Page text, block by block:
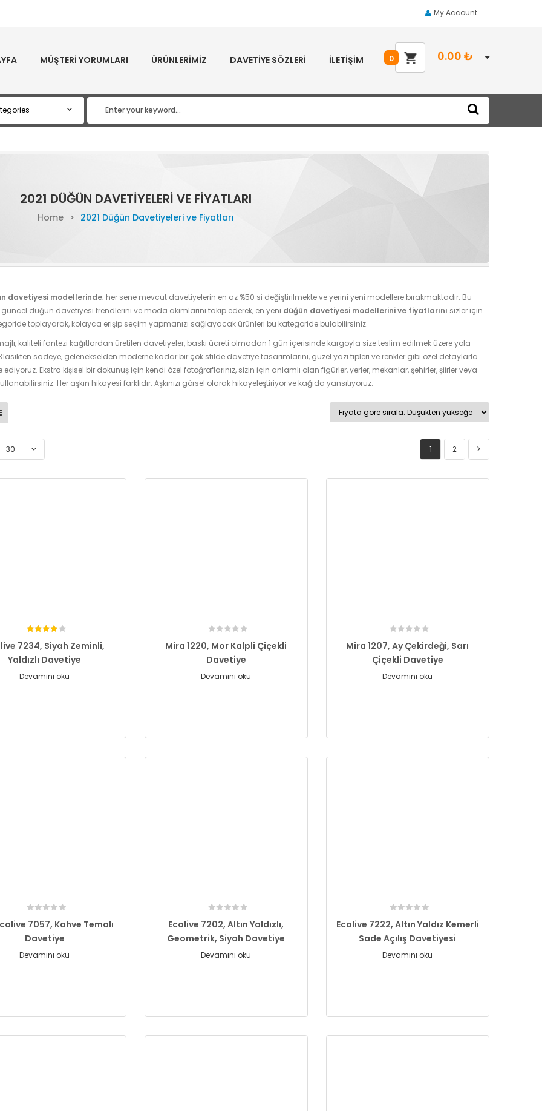
My Account
MÜŞTERI YORUMLARI ÜRÜNLERIMIZ DAVETIYE SÖZLERI İLETIŞIM 0.00 ₺
0
2021 DÜĞÜN DAVETIYELERI VE FIYATLARI
Home > 2021 Düğün Davetiyeleri ve Fiyatları
davetiyesi modellerinde; her sene mevcut davetiyelerin en az %50 si değiştirilmekte ve yerini yeni modellere bırakmaktadır. Bu
düğün davetiyesi trendlerini ve moda akımlarını takip ederek, en yeni düğün davetiyesi modellerini ve fiyatlarını sizler için
toplayarak, kolayca erişip seçim yapmanızı sağlayacak ürünleri bu kategoride bulabilirsiniz.
kaliteli fantezi kağıtlardan üretilen davetiyeler, baskı ücreti olmadan 1 gün içerisinde kargoyla size teslim edilmek üzere yola
Klasikten sadeye, gelenekselden moderne kadar bir çok stilde davetiye tasarımlarını, güzel yazı tipleri ve renkler gibi özel detaylarla
ediyoruz. Ekstra kişisel bir dokunuş için kendi özel fotoğraflarınız, sizin için anlamlı olan figürler, yerler, mekanlar, şehirler, şiirler veya
Her aşkın hikayesi farklıdır. Aşkınızı görsel olarak hikayeleştiriyor ve kağıda yansıtıyoruz.
30 1 2
7234, Siyah Zeminli,
Yaldızlı Davetiye
Devamını oku
Mira 1220, Mor Kalpli Çiçekli
Davetiye
Devamını oku
Mira 1207, Ay Çekirdeği, Sarı
Çiçekli Davetiye
Devamını oku
7057, Kahve Temalı
Davetiye
Devamını oku
Ecolive 7202, Altın Yaldızlı,
Geometrik, Siyah Davetiye
Devamını oku
Ecolive 7222, Altın Yaldız Kemerli
Sade Açılış Davetiyesi
Devamını oku